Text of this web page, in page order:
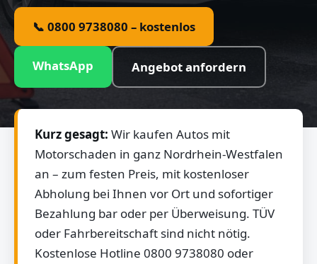
📞 0800 9738080 – kostenlos
WhatsApp Angebot anfordern
Kurz gesagt: Wir kaufen Autos mit
Motorschaden in ganz Nordrhein-Westfalen
an – zum festen Preis, mit kostenloser
Abholung bei Ihnen vor Ort und sofortiger
Bezahlung bar oder per Überweisung. TÜV
oder Fahrbereitschaft sind nicht nötig.
Kostenlose Hotline 0800 9738080 oder